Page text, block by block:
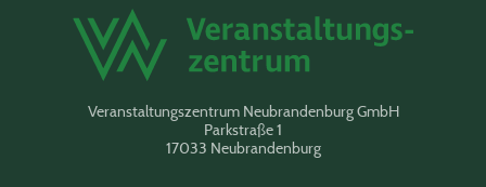
Veranstaltungszentrum Neubrandenburg GmbH
Parkstraße 1
17033 Neubrandenburg